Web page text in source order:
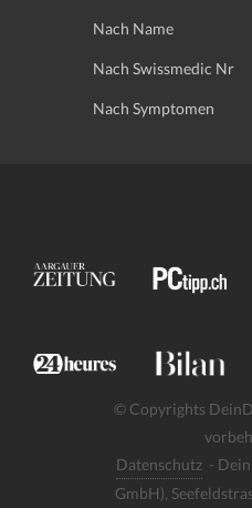
Nach Name
Nach Swissmedic Nr
Nach Symptomen
© Copyrights
Datenschutz -
GmbH),